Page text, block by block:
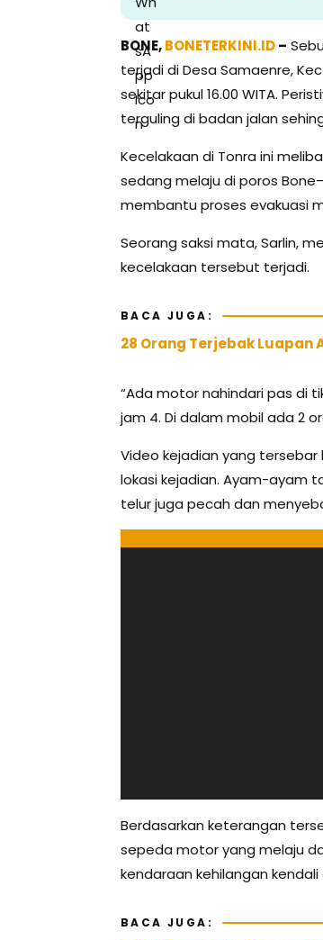
BONE,BONETERKINI.ID–
terjadi di Desa Samaenre,
sekitar pukul 16.00 WITA.
terguling di badan jalan
Kecelakaan di Tonra ini
sedang melaju di poros
membantu proses evakuasi
Seorang saksi mata, Sarlin,
kecelakaan tersebut terjadi.
BACA JUGA:
28 Orang Terjebak Luapan
“Ada motor nahindari pas di
jam 4. Di dalam mobil ada 2
Video kejadian yang tersebar
lokasi kejadian. Ayam-ayam
telur juga pecah dan
Berdasarkan keterangan
sepeda motor yang melaju
kendaraan kehilangan
BACA JUGA: